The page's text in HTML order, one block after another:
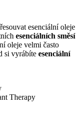
esenciální oleje
esenciálních směsí
oleje velmi často
si vyrábíte esenciální